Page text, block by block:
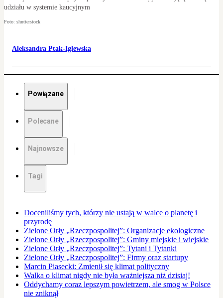
udziału w systemie kaucyjnym
Foto: shutterstock
Aleksandra Ptak-Iglewska
Powiązane
Polecane
Najnowsze
Tagi
Doceniliśmy tych, którzy nie ustają w walce o planetę i
przyrodę
Zielone Orły „Rzeczpospolitej”: Organizacje ekologiczne
Zielone Orły „Rzeczpospolitej”: Gminy miejskie i wiejskie
Zielone Orły „Rzeczpospolitej”: Tytani i Tytanki
Zielone Orły „Rzeczpospolitej”: Firmy oraz startupy
Marcin Piasecki: Zmienił się klimat polityczny
Walka o klimat nigdy nie była ważniejsza niż dzisiaj!
Oddychamy coraz lepszym powietrzem, ale smog w Polsce
nie zniknął